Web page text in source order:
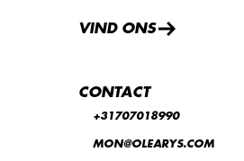
VIND ONS
CONTACT
+31707018990
MON@OLEARYS.COM